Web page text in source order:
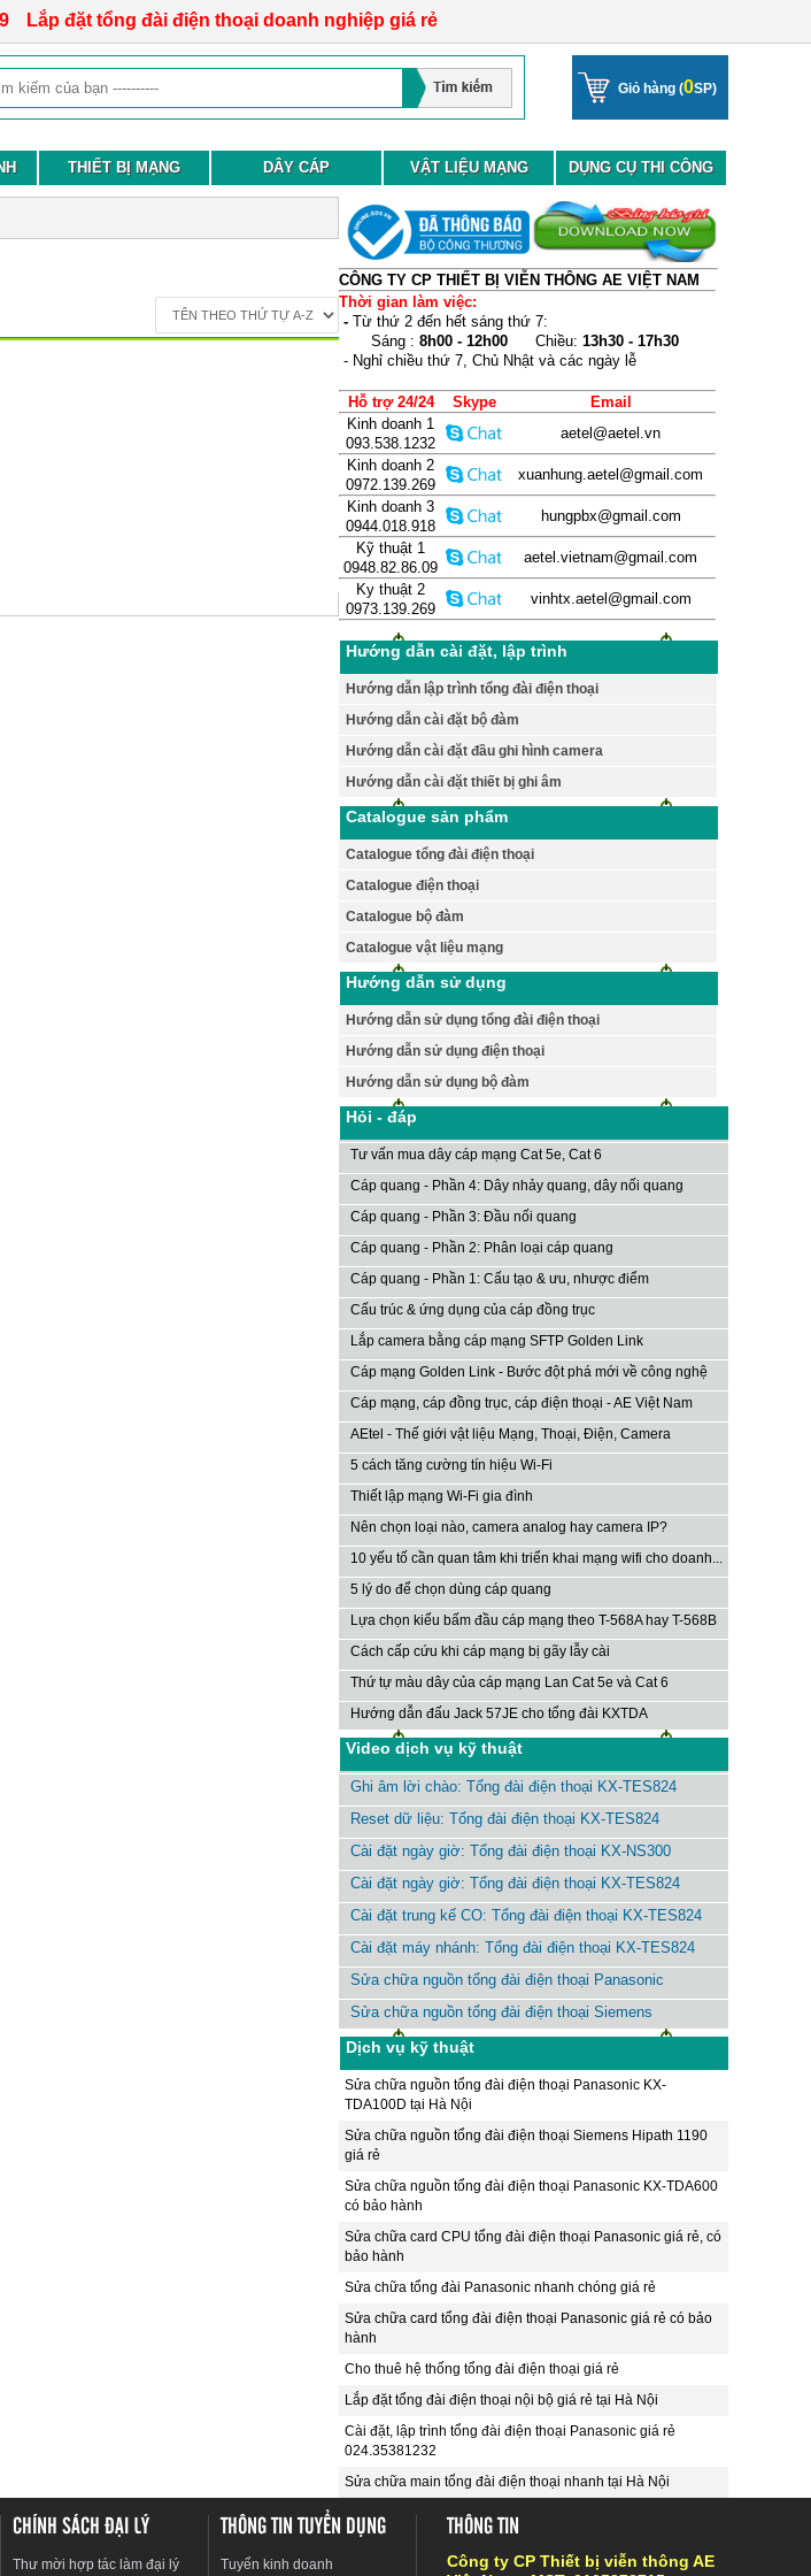
Lắp đặt tổng đài điện thoại doanh nghiệp giá rẻ
Giỏ hàng (0SP)
THIẾT BỊ MẠNG DÂY CÁP VẬT LIỆU MẠNG DỤNG CỤ THI CÔNG
CÔNG TY CP THIẾT BỊ VIỄN THÔNG AE VIỆT NAM
Thời gian làm việc:
- Từ thứ 2 đến hết sáng thứ 7:
Sáng : 8h00 - 12h00 Chiều: 13h30 - 17h30
- Nghỉ chiều thứ 7, Chủ Nhật và các ngày lễ
Hỗ trợ 24/24 Skype
Email
Kinh doanh 1
093.538.1232
aetel@aetel.vn
Kinh doanh 2
0972.139.269
xuanhung.aetel@gmail.com
Kinh doanh 3
0944.018.918
hungpbx@gmail.com
Kỹ thuật 1
0948.82.86.09
aetel.vietnam@gmail.com
Ky thuật 2
0973.139.269
vinhtx.aetel@gmail.com
Hướng dẫn cài đặt, lập trình
Hướng dẫn lập trình tổng đài điện thoại
Hướng dẫn cài đặt bộ đàm
Hướng dẫn cài đặt đầu ghi hình camera
Hướng dẫn cài đặt thiết bị ghi âm
Catalogue sản phẩm
Catalogue tổng đài điện thoại
Catalogue điện thoại
Catalogue bộ đàm
Catalogue vật liệu mạng
Hướng dẫn sử dụng
Hướng dẫn sử dụng tổng đài điện thoại
Hướng dẫn sử dụng điện thoại
Hướng dẫn sử dụng bộ đàm
Hỏi - đáp
Tư vấn mua dây cáp mạng Cat 5e, Cat 6
Cáp quang - Phần 4: Dây nhảy quang, dây nối quang
Cáp quang - Phần 3: Đầu nối quang
Cáp quang - Phần 2: Phân loại cáp quang
Cáp quang - Phần 1: Cấu tạo & ưu, nhược điểm
Cấu trúc & ứng dụng của cáp đồng trục
Lắp camera bằng cáp mạng SFTP Golden Link
Cáp mạng Golden Link - Bước đột phá mới về công nghệ
Cáp mạng, cáp đồng trục, cáp điện thoại - AE Việt Nam
AEtel - Thế giới vật liệu Mạng, Thoại, Điện, Camera
5 cách tăng cường tín hiệu Wi-Fi
Thiết lập mạng Wi-Fi gia đình
Nên chọn loại nào, camera analog hay camera IP?
10 yếu tố cần quan tâm khi triển khai mạng wifi cho doanh...
5 lý do để chọn dùng cáp quang
Lựa chọn kiểu bấm đầu cáp mạng theo T-568A hay T-568B
Cách cấp cứu khi cáp mạng bị gãy lẫy cài
Thứ tự màu dây của cáp mạng Lan Cat 5e và Cat 6
Hướng dẫn đấu Jack 57JE cho tổng đài KXTDA
Video dịch vụ kỹ thuật
Ghi âm lời chào: Tổng đài điện thoại KX-TES824
Reset dữ liệu: Tổng đài điện thoại KX-TES824
Cài đặt ngày giờ: Tổng đài điện thoại KX-NS300
Cài đặt ngày giờ: Tổng đài điện thoại KX-TES824
Cài đặt trung kế CO: Tổng đài điện thoại KX-TES824
Cài đặt máy nhánh: Tổng đài điện thoại KX-TES824
Sửa chữa nguồn tổng đài điện thoại Panasonic
Sửa chữa nguồn tổng đài điện thoại Siemens
Dịch vụ kỹ thuật
Sửa chữa nguồn tổng đài điện thoại Panasonic KX-
TDA100D tại Hà Nội
Sửa chữa nguồn tổng đài điện thoại Siemens Hipath 1190
giá rẻ
Sửa chữa nguồn tổng đài điện thoại Panasonic KX-TDA600
có bảo hành
Sửa chữa card CPU tổng đài điện thoại Panasonic giá rẻ, có
bảo hành
Sửa chữa tổng đài Panasonic nhanh chóng giá rẻ
Sửa chữa card tổng đài điện thoại Panasonic giá rẻ có bảo
hành
Cho thuê hệ thống tổng đài điện thoại giá rẻ
Lắp đặt tổng đài điện thoại nội bộ giá rẻ tại Hà Nội
Cài đặt, lập trình tổng đài điện thoại Panasonic giá rẻ
024.35381232
Sửa chữa main tổng đài điện thoại nhanh tại Hà Nội
CHÍNH SÁCH ĐẠI LÝ
Thư mời hợp tác làm đại lý
THÔNG TIN TUYỂN DỤNG
Tuyển kinh doanh
THÔNG TIN
Công ty CP Thiết bị viễn thông AE